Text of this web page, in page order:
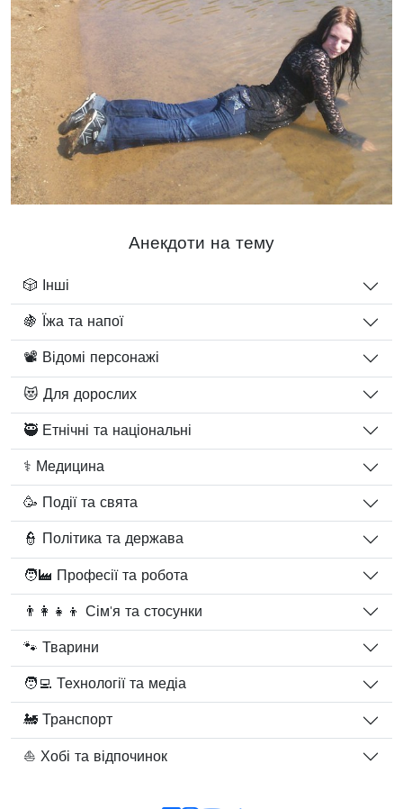
Анекдоти на тему
🎲 Інші
🍇 Їжа та напої
📽️ Відомі персонажі
😻 Для дорослих
🥷 Етнічні та національні
⚕️ Медицина
🥳 Події та свята
👮 Політика та держава
🧑‍🏭 Професії та робота
👨‍👩‍👧‍👦 Сім'я та стосунки
🐾 Тварини
🧑‍💻 Технології та медіа
🚂 Транспорт
⛵ Хобі та відпочинок